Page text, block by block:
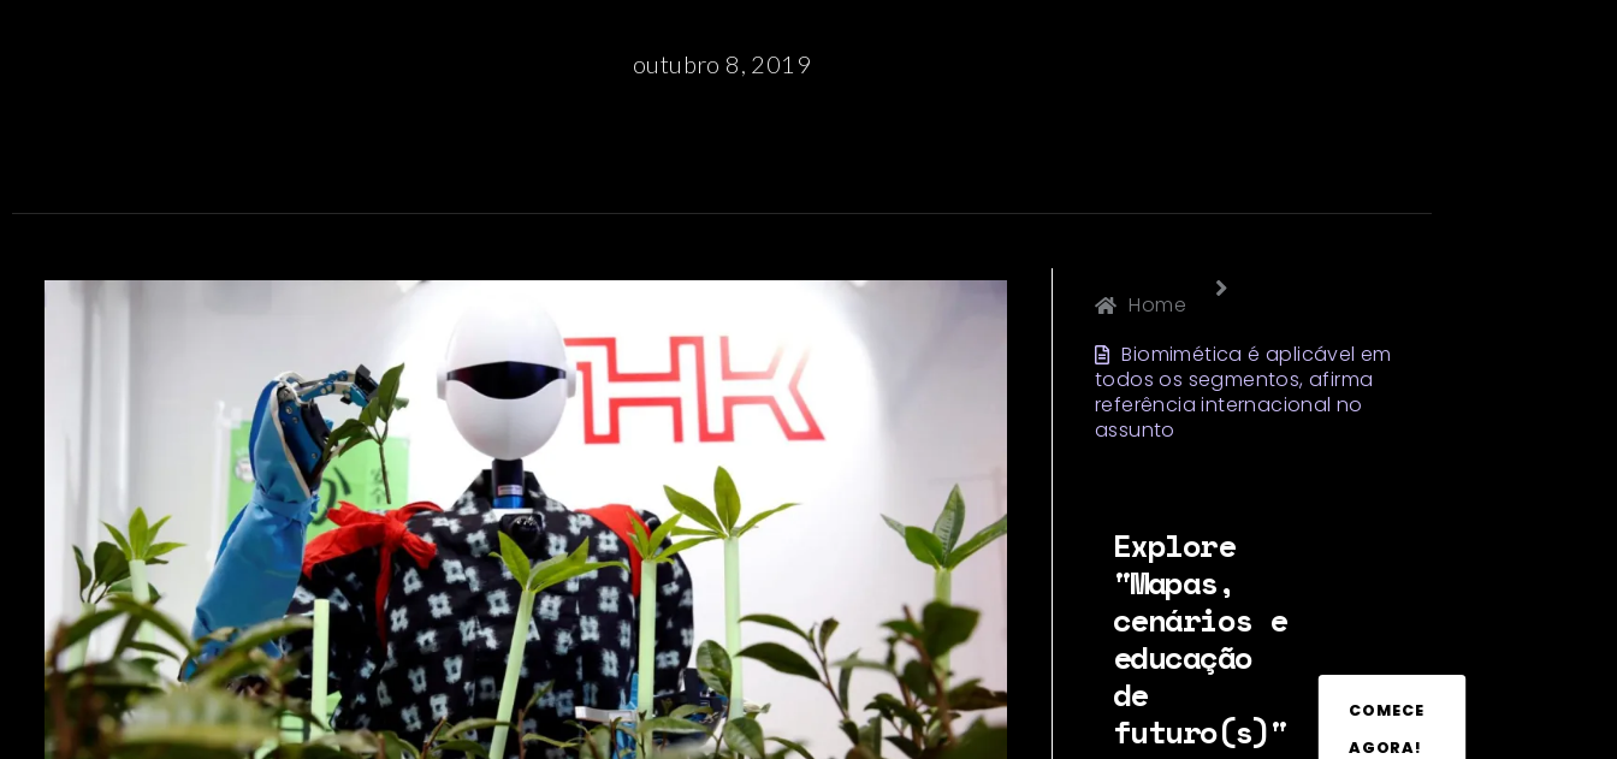
outubro 8, 2019
Home
Biomimética é aplicável em
todos os segmentos, afirma
referência internacional no
assunto
Explore
"Mapas,
cenários e
educação
de
futuro(s)"
COMECE
AGORA!